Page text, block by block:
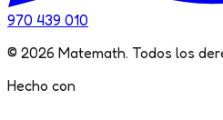
970 439 010
© 2026 Matemath. Todos los
Hecho con